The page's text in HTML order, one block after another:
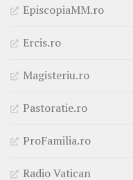
EpiscopiaMM.ro
Ercis.ro
Magisteriu.ro
Pastoratie.ro
ProFamilia.ro
Radio Vatican